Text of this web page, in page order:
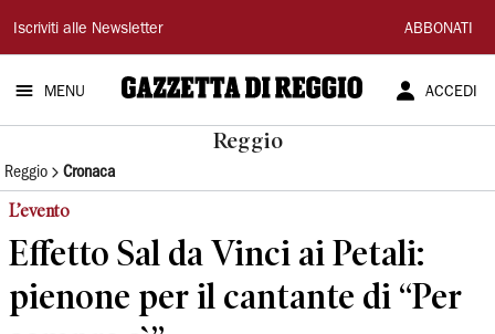
Gazzetta
di
Reggio
Iscriviti alle Newsletter ABBONATI
MENU ACCEDI
Reggio
Reggio Cronaca
L’evento
Effetto Sal da Vinci ai Petali:
pienone per il cantante di “Per